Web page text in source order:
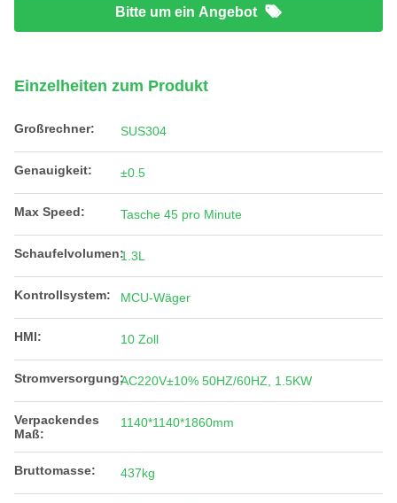
Bitte um ein Angebot
Einzelheiten zum Produkt
Großrechner: SUS304
Genauigkeit: ±0.5
Max Speed: Tasche 45 pro Minute
Schaufelvolumen:1.3L
Kontrollsystem: MCU-Wäger
HMI: 10 Zoll
Stromversorgung:AC220V±10% 50HZ/60HZ, 1.5KW
Verpackendes
Maß:
1140*1140*1860mm
Bruttomasse: 437kg